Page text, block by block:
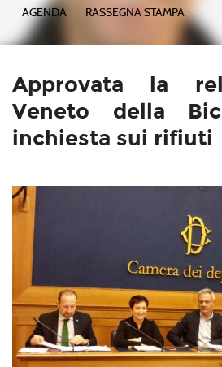
AGENDA
RASSEGNA STAMPA
Approvata la
Veneto della
inchiesta sui rifiuti